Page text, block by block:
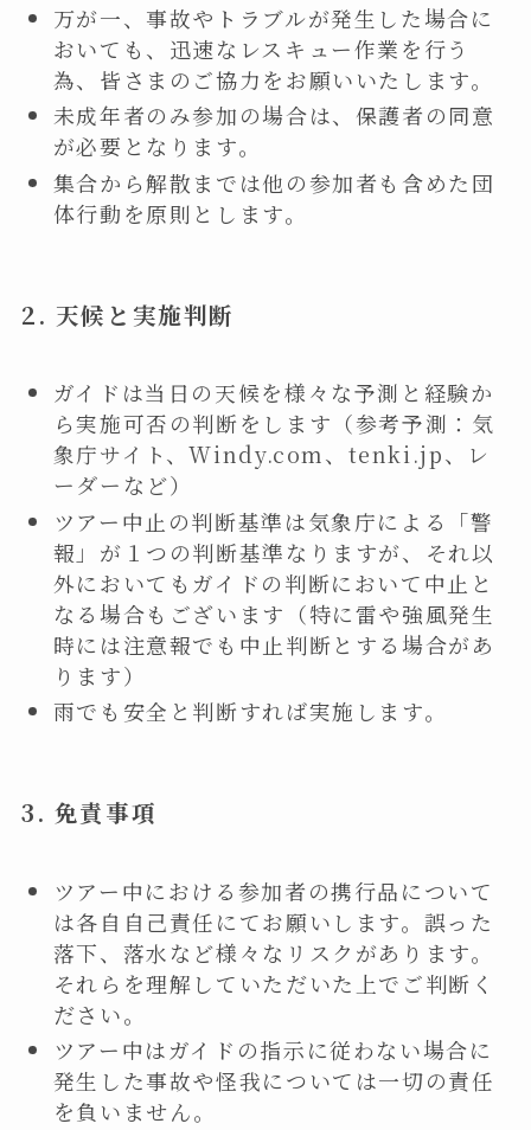
万が一、事故やトラブルが発生した場合に
おいても、迅速なレスキュー作業を行う
為、皆さまのご協力をお願いいたします。
未成年者のみ参加の場合は、保護者の同意
が必要となります。
集合から解散までは他の参加者も含めた団
体行動を原則とします。
2. 天候と実施判断
ガイドは当日の天候を様々な予測と経験か
ら実施可否の判断をします（参考予測： 気
象庁サイト、Windy.com、 tenki.jp、
レ
ーダー など）
ツアー中止の判断基準は気象庁による「警
報」が１つの判断基準なりますが、それ以
外においてもガイドの判断において中止と
なる場合もございます（特に雷や強風発生
時には注意報でも中止判断とする場合があ
ります）
雨でも安全と判断すれば実施します。
3. 免責事項
ツアー中における参加者の携行品について
は各自自己責任にてお願いします。誤った
落下、落水など様々なリスクがあります。
それらを理解していただいた上でご判断く
ださい。
ツアー中はガイドの指示に従わない場合に
発生した事故や怪我については一切の責任
を負いません。